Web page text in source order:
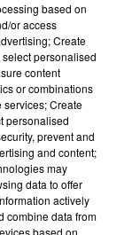
Barrière
based on
or access
Create
personalised
content
or combinations
services; Create
personalised
prevent and
and content;
may
data to offer
actively
combine data from
based on